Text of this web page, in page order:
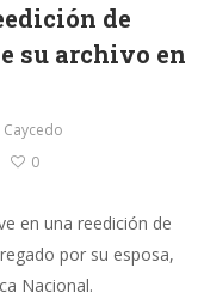
de
su archivo en
0
en una reedición de
por su esposa,
Nacional.